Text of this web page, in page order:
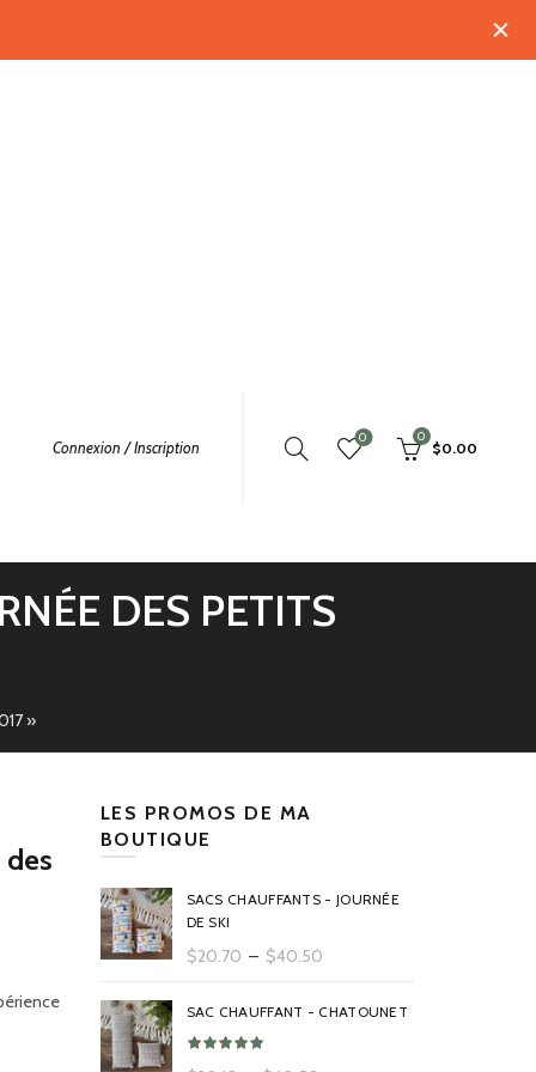
Connexion / Inscription
0 0
$0.00
DES PETITS
»
LES PROMOS DE MA
BOUTIQUE
SACS CHAUFFANTS - JOURNÉE
DE SKI
$20.70 – $40.50Plage
prix :
SAC CHAUFFANT - CHATOUNET